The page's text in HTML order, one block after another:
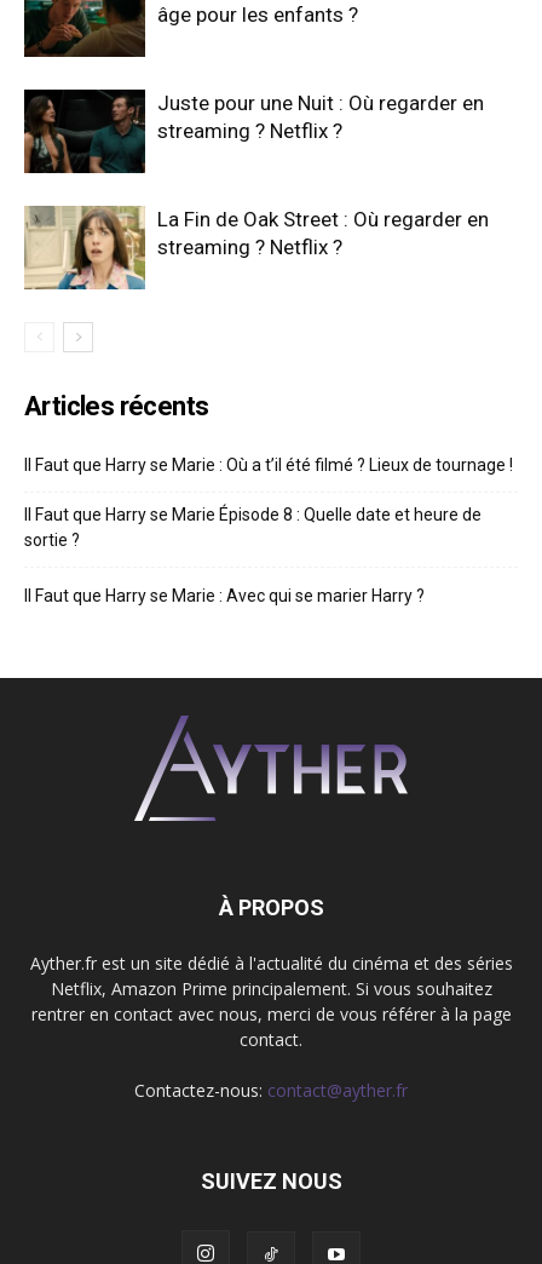
âge pour les enfants ?
Juste pour une Nuit : Où regarder en
streaming ? Netflix ?
La Fin de Oak Street : Où regarder en
streaming ? Netflix ?
Articles récents
Il Faut que Harry se Marie : Où a t’il été filmé ? Lieux de tournage !
Il Faut que Harry se Marie Épisode 8 : Quelle date et heure de
sortie ?
Il Faut que Harry se Marie : Avec qui se marier Harry ?
À PROPOS
Ayther.fr est un site dédié à l'actualité du cinéma et des séries
Netflix, Amazon Prime principalement. Si vous souhaitez
rentrer en contact avec nous, merci de vous référer à la page
contact.
Contactez-nous: contact@ayther.fr
SUIVEZ NOUS